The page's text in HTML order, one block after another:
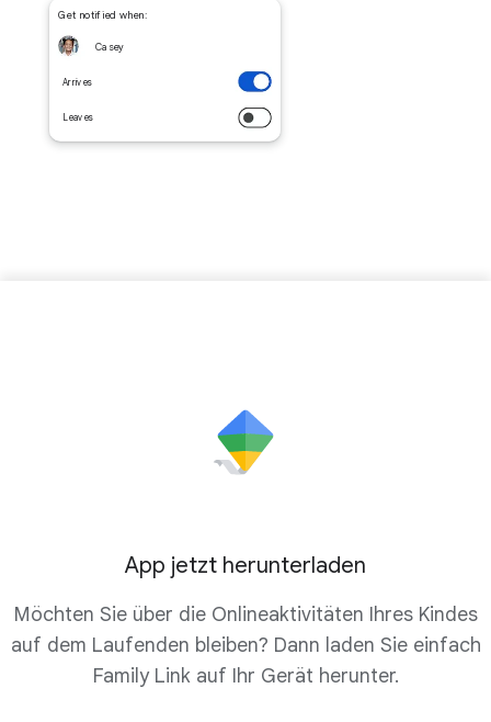
Get notified when:
Casey
Arrives
Leaves
App jetzt herunterladen
Möchten Sie über die Onlineaktivitäten Ihres Kindes
auf dem Laufenden bleiben? Dann laden Sie einfach
Family Link auf Ihr Gerät herunter.